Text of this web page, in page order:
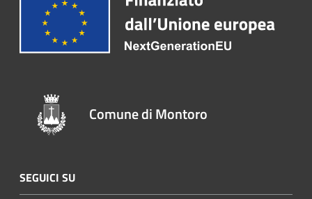
Comune di Montoro
SEGUICI SU